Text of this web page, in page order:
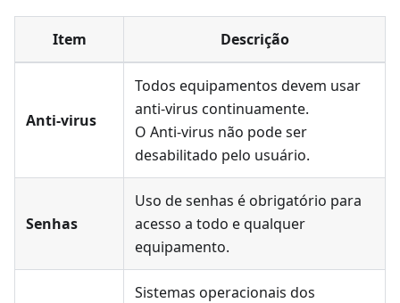
Item Descrição
Anti-virus
Todos equipamentos devem usar
anti-virus continuamente.
O Anti-virus não pode ser
desabilitado pelo usuário.
Senhas
Uso de senhas é obrigatório para
acesso a todo e qualquer
equipamento.
Sistemas operacionais dos